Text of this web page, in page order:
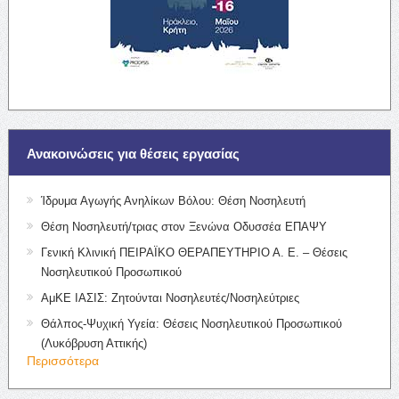
Ανακοινώσεις για θέσεις εργασίας
Ίδρυμα Αγωγής Ανηλίκων Βόλου: Θέση Νοσηλευτή
Θέση Νοσηλευτή/τριας στον Ξενώνα Οδυσσέα ΕΠΑΨΥ
Γενική Κλινική ΠΕΙΡΑΪΚΟ ΘΕΡΑΠΕΥΤΗΡΙΟ Α. Ε. – Θέσεις
Νοσηλευτικού Προσωπικού
ΑμΚΕ ΙΑΣΙΣ: Ζητούνται Νοσηλευτές/Νοσηλεύτριες
Θάλπος-Ψυχική Υγεία: Θέσεις Νοσηλευτικού Προσωπικού
(Λυκόβρυση Αττικής)
Περισσότερα